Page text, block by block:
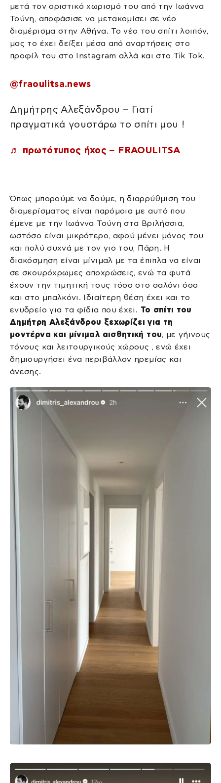
μετά τον οριστικό χωρισμό του από την Ιωάννα
Τούνη, αποφάσισε να μετακομίσει σε νέο
διαμέρισμα στην Αθήνα. Το νέο του σπίτι λοιπόν,
μας το έχει δείξει μέσα από αναρτήσεις στο
προφίλ του στο Instagram αλλά και στο Tik Tok.
@fraoulitsa.news
Δημήτρης Αλεξάνδρου – Γιατί
πραγματικά γουστάρω το σπίτι μου !
♬ πρωτότυπος ήχος – FRAOULITSA
Όπως μπορούμε να δούμε, η διαρρύθμιση του
διαμερίσματος είναι παρόμοια με αυτό που
έμενε με την Ιωάννα Τούνη στα Βριλήσσια,
ωστόσο είναι μικρότερο, αφού μένει μόνος του
και πολύ συχνά με τον γιο του, Πάρη. Η
διακόσμηση είναι μίνιμαλ με τα έπιπλα να είναι
σε σκουρόχρωμες αποχρώσεις, ενώ τα φυτά
έχουν την τιμητική τους τόσο στο σαλόνι όσο
και στο μπαλκόνι. Ιδιαίτερη θέση έχει και το
ενυδρείο για τα φίδια που έχει. Το σπίτι του
Δημήτρη Αλεξάνδρου ξεχωρίζει για τη
μοντέρνα και μίνιμαλ αισθητική του, με γήινους
τόνους και λειτουργικούς χώρους , ενώ έχει
δημιουργήσει ένα περιβάλλον ηρεμίας και
άνεσης.